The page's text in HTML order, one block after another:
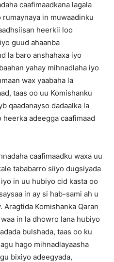
caafimaadkana lagala
in muwaadinku
heerkii loo
guud ahaanba
la baro anshahaxa iyo
yahay mihnadlaha iyo
wax yaabaha la
taas oo uu Komishanku
qaadanayso dadaalka la
adeegga caafimaad
caafimaadku waxa uu
tababarro siiyo dugsiyada
in uu hubiyo cid kasta oo
in ay si hab-sami ah u
Aragtida Komishanka Qaran
in la dhowro lana hubiyo
bulshada, taas oo ku
hago mihnadlayaasha
bixiyo adeegyada,